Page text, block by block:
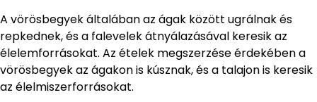
A vörösbegyek általában az ágak között ugrálnak és
repkednek, és a falevelek átnyálazásával keresik az
élelemforrásokat. Az ételek megszerzése érdekében a
vörösbegyek az ágakon is kúsznak, és a talajon is keresik
az élelmiszerforrásokat.